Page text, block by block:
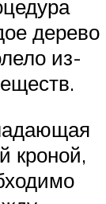
дерево
из-
кроной,